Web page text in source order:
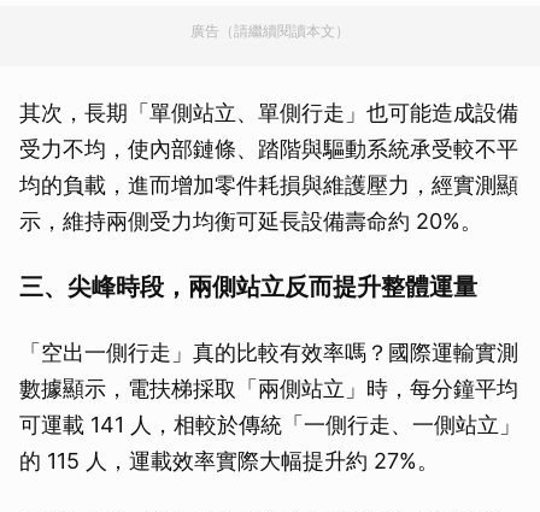
廣告（請繼續閱讀本文）
其次，長期「單側站立、單側行走」也可能造成設備
受力不均，使內部鏈條、踏階與驅動系統承受較不平
均的負載，進而增加零件耗損與維護壓力，經實測顯
示，維持兩側受力均衡可延長設備壽命約 20%。
三、尖峰時段，兩側站立反而提升整體運量
「空出一側行走」真的比較有效率嗎？國際運輸實測
數據顯示，電扶梯採取「兩側站立」時，每分鐘平均
可運載 141 人，相較於傳統「一側行走、一側站立」
的 115 人，運載效率實際大幅提升約 27%。